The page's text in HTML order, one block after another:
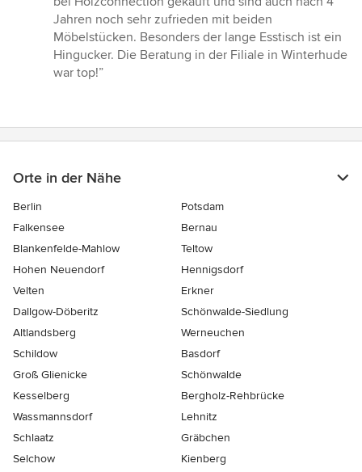
von
5
Sternen
Jahren noch sehr zufrieden mit beiden
Möbelstücken. Besonders der lange Esstisch ist ein
Hingucker. Die Beratung in der Filiale in Winterhude
war top!”
Orte in der Nähe
Berlin
Potsdam
Falkensee
Bernau
Blankenfelde-Mahlow
Teltow
Hohen Neuendorf
Hennigsdorf
Velten
Erkner
Dallgow-Döberitz
Schönwalde-Siedlung
Altlandsberg
Werneuchen
Schildow
Basdorf
Groß Glienicke
Schönwalde
Kesselberg
Bergholz-Rehbrücke
Wassmannsdorf
Lehnitz
Schlaatz
Gräbchen
Selchow
Kienberg